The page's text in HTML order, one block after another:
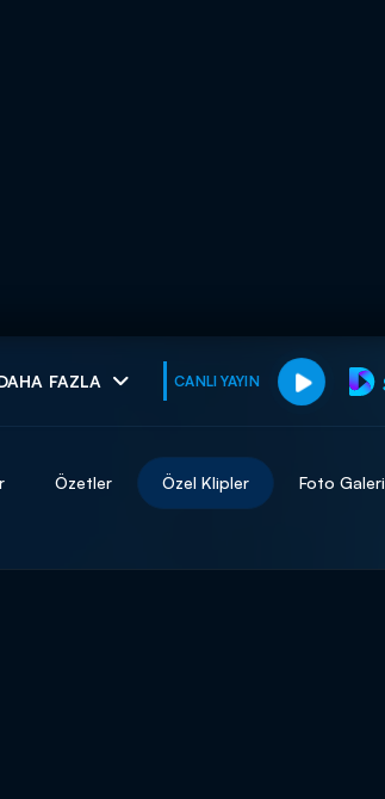
FAZLA CANLI YAYIN
muhteşem ikili
Özetler Özel Klipler Foto Galeri